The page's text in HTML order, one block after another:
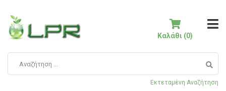
Εκτεταμένη Αναζήτηση
Καλάθι (0)